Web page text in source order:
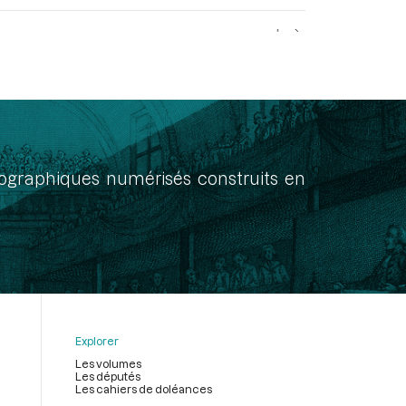
de la séance du 17 mai 1791
deuxième paragraphe de l’article 1er relatif aux
numérisés construits en
Explorer
Les volumes
Les députés
Les cahiers de doléances